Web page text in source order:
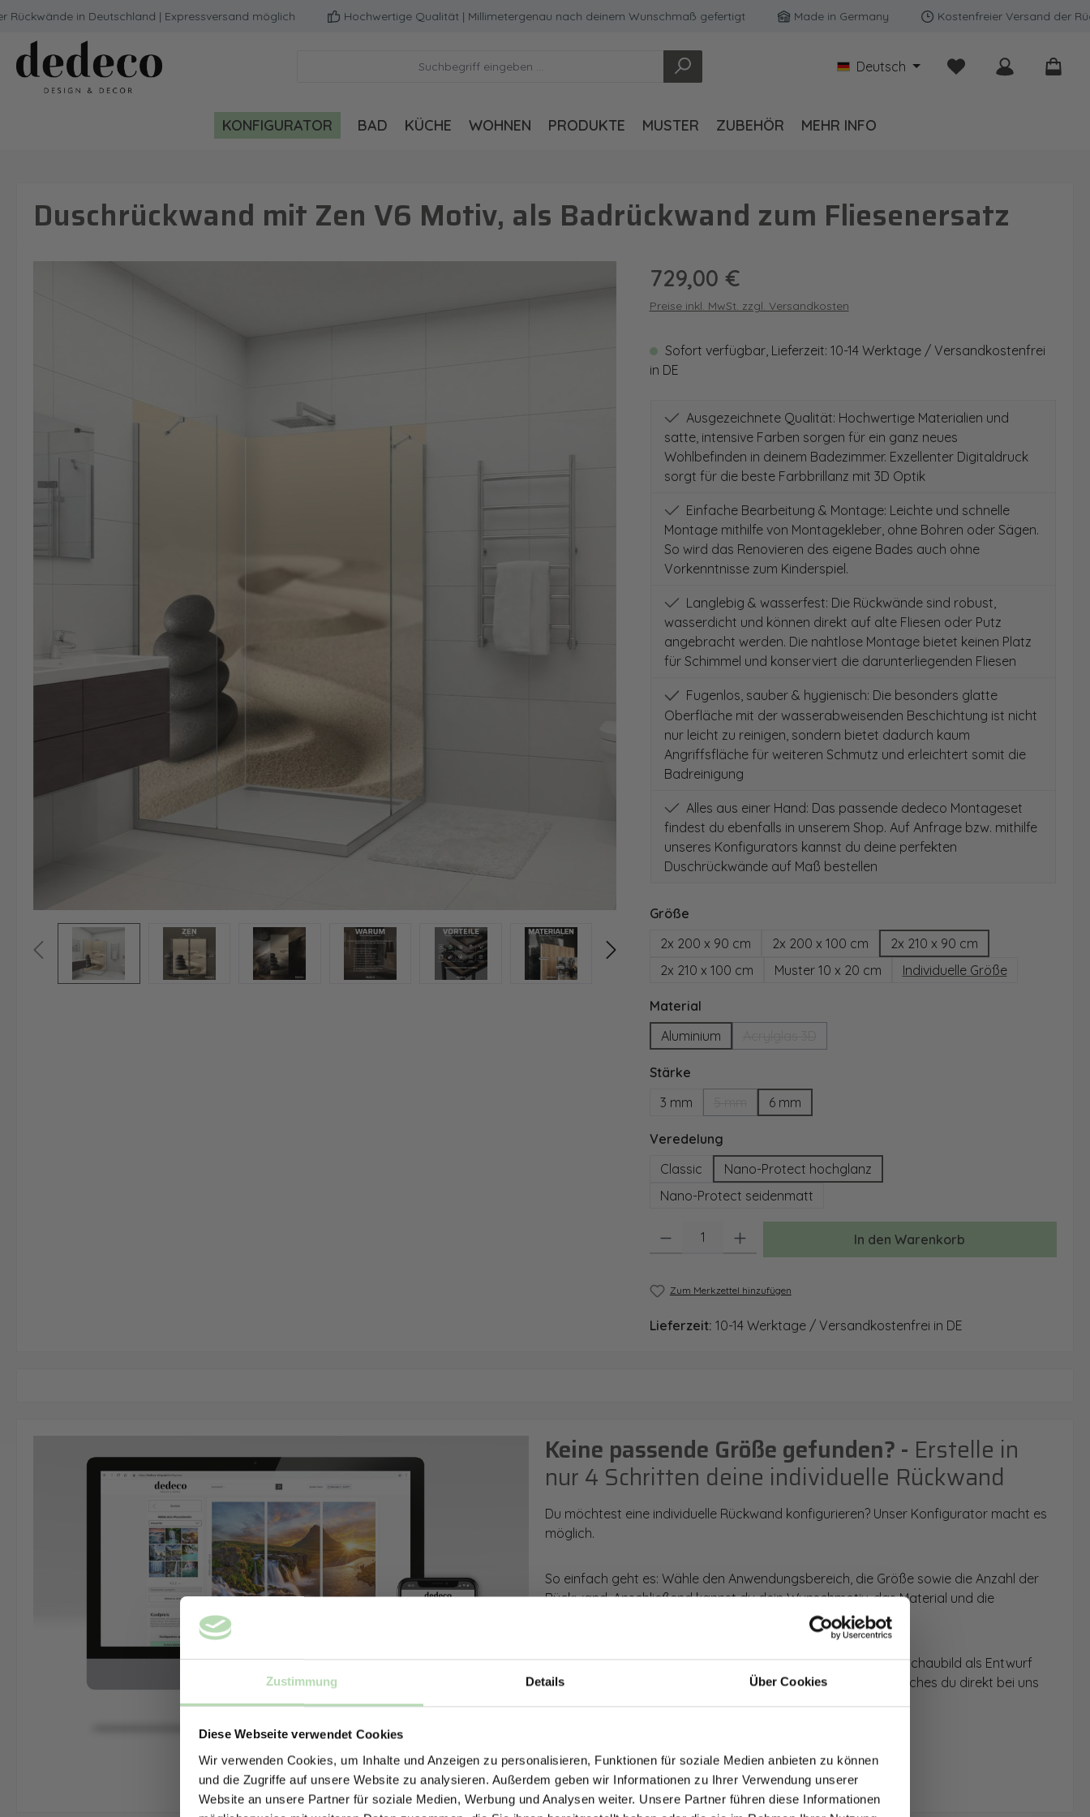
Zustimmung Details Über Cookies
Diese Webseite verwendet Cookies
Wir verwenden Cookies, um Inhalte und Anzeigen zu personalisieren, Funktionen für soziale Medien anbieten zu können
und die Zugriffe auf unsere Website zu analysieren. Außerdem geben wir Informationen zu Ihrer Verwendung unserer
Website an unsere Partner für soziale Medien, Werbung und Analysen weiter. Unsere Partner führen diese Informationen
Hauptinhalt springen
Zur Suche springen
Zur Hauptnavigation springen
in Deutschland | Expressversand möglich Hochwertige Qualität | Millimetergenau nach deinem Wunschmaß gefertigt Made in Germany Kostenfreier Versand der
Deutsch Du hast 0 Produkte
KONFIGURATOR BAD KÜCHE WOHNEN PRODUKTE MUSTER ZUBEHÖR MEHR INFO
Duschrückwand mit Zen V6 Motiv, als Badrückwand zum Fliesenersatz
Regulärer Preis:
729,00 €
Preise inkl. MwSt. zzgl. Versandkosten
Sofort verfügbar, Lieferzeit: 10-14 Werktage / Versandkostenfrei
in DE
Ausgezeichnete Qualität: Hochwertige Materialien und
satte, intensive Farben sorgen für ein ganz neues
Wohlbefinden in deinem Badezimmer. Exzellenter Digitaldruck
sorgt für die beste Farbbrillanz mit 3D Optik
Einfache Bearbeitung & Montage: Leichte und schnelle
Montage mithilfe von Montagekleber, ohne Bohren oder Sägen.
So wird das Renovieren des eigene Bades auch ohne
Vorkenntnisse zum Kinderspiel.
Langlebig & wasserfest: Die Rückwände sind robust,
wasserdicht und können direkt auf alte Fliesen oder Putz
angebracht werden. Die nahtlose Montage bietet keinen Platz
für Schimmel und konserviert die darunterliegenden Fliesen
Fugenlos, sauber & hygienisch: Die besonders glatte
Oberfläche mit der wasserabweisenden Beschichtung ist nicht
nur leicht zu reinigen, sondern bietet dadurch kaum
Angriffsfläche für weiteren Schmutz und erleichtert somit die
Badreinigung
Alles aus einer Hand: Das passende dedeco Montageset
findest du ebenfalls in unserem Shop. Auf Anfrage bzw. mithilfe
unseres Konfigurators kannst du deine perfekten
Duschrückwände auf Maß bestellen
Größeauswählen
2x 200 x 90 cm
2x 200 x 100 cm
2x 210 x 90 cm
2x 210 x 100 cm
Muster 10 x 20 cm Individuelle Größe
Materialauswählen
Aluminium
Stärkeauswählen
3 mm
(Diese Option ist zurzeit nicht verfügbar.)
6 mm
Veredelungauswählen
Classic
Nano-Protect hochglanz
Nano-Protect seidenmatt
Produkt Anzahl: Gib den gewünschten Wert ein oder benutze die Schaltflächen
In den Warenkorb
Zum Merkzettel hinzufügen
Lieferzeit: 10-14 Werktage / Versandkostenfrei in DE
Keine passende Größe gefunden? - Erstelle in
nur 4 Schritten deine individuelle Rückwand
Du möchtest eine individuelle Rückwand konfigurieren? Unser Konfigurator macht es
möglich.
So einfach geht es: Wähle den Anwendungsbereich, die Größe sowie die Anzahl der
Rückwand. Anschließend kannst du dein Wunschmotiv, das Material und die
Mithilfe unseres Konfigurators werden dir die Rückwände im Schaubild als Entwurf
dargestellt. Parallel erhältst du dein individuelles Angebot, welches du direkt bei uns
bestellen kannst.
Zum Konfigurator
Jetzt zum Newsletter anmelden.